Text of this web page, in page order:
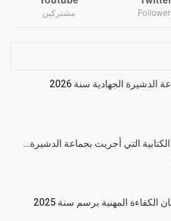
مشتركين
الدشيرة الجهادية سنة 2026
الكتابية التي أجريت بجماعة الدشيرة…
الكفاءة المهنية برسم سنة 2025